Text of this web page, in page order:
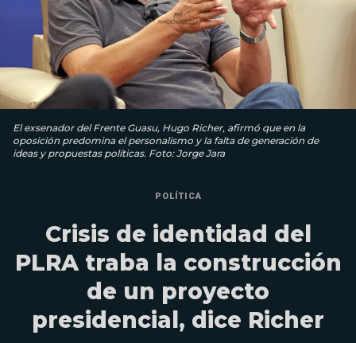
El exsenador del Frente Guasu, Hugo Richer, afirmó que en la
oposición predomina el personalismo y la falta de generación de
ideas y propuestas políticas. Foto: Jorge Jara
POLÍTICA
Crisis de identidad del
PLRA traba la construcción
de un proyecto
presidencial, dice Richer